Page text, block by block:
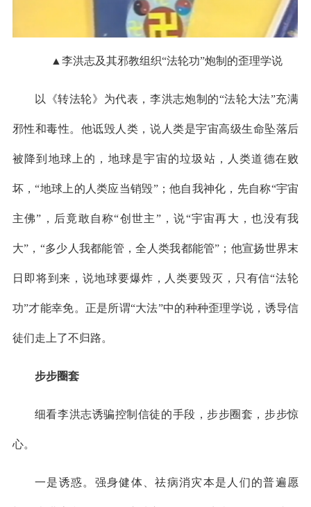
▲李洪志及其邪教组织“法轮功”炮制的歪理学说
以《转法轮》为代表，李洪志炮制的“法轮大法”充满
邪性和毒性。他诋毁人类，说人类是宇宙高级生命坠落后
被降到地球上的，地球是宇宙的垃圾站，人类道德在败
坏，“地球上的人类应当销毁”；他自我神化，先自称“宇宙
主佛”，后竟敢自称“创世主”，说“宇宙再大，也没有我
大”，“多少人我都能管，全人类我都能管”；他宣扬世界末
日即将到来，说地球要爆炸，人类要毁灭，只有信“法轮
功”才能幸免。正是所谓“大法”中的种种歪理学说，诱导信
徒们走上了不归路。
步步圈套
细看李洪志诱骗控制信徒的手段，步步圈套，步步惊
心。
一是诱惑。强身健体、祛病消灾本是人们的普遍愿